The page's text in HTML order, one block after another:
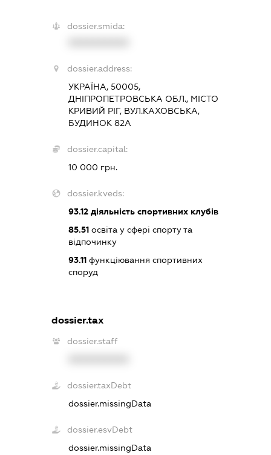
dossier.smida:
dossier.address:
УКРАЇНА, 50005,
ДНІПРОПЕТРОВСЬКА ОБЛ., МІСТО
КРИВИЙ РІГ, ВУЛ.КАХОВСЬКА,
БУДИНОК 82А
dossier.capital:
10 000 грн.
dossier.kveds:
93.12 діяльність спортивних клубів
85.51 освіта у сфері спорту та
відпочинку
93.11 функціювання спортивних
споруд
dossier.tax
dossier.staff
dossier.taxDebt
dossier.missingData
dossier.esvDebt
dossier.missingData